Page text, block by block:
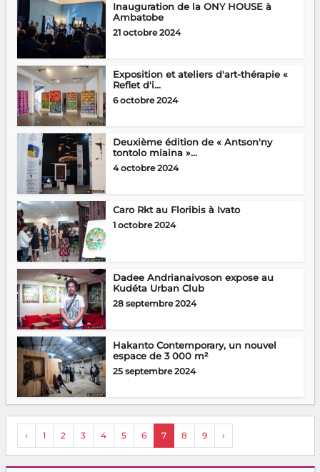
Inauguration de la ONY HOUSE à
Ambatobe
21 octobre 2024
Exposition et ateliers d'art-thérapie «
Reflet d'i...
6 octobre 2024
Deuxième édition de « Antson'ny
tontolo miaina »...
4 octobre 2024
Caro Rkt au Floribis à Ivato
1 octobre 2024
Dadee Andrianaivoson expose au
Kudéta Urban Club
28 septembre 2024
Hakanto Contemporary, un nouvel
espace de 3 000 m²
25 septembre 2024
‹ 1 2 3 4 5 6 7 8 9 ›